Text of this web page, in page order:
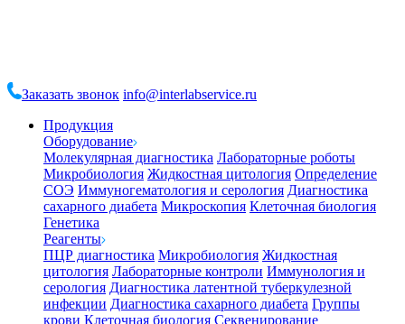
Заказать звонок info@interlabservice.ru
Продукция
Оборудование
Молекулярная диагностика Лабораторные роботы
Микробиология Жидкостная цитология Определение
СОЭ Иммуногематология и серология Диагностика
сахарного диабета Микроскопия Клеточная биология
Генетика
Реагенты
ПЦР диагностика Микробиология Жидкостная
цитология Лабораторные контроли Иммунология и
серология Диагностика латентной туберкулезной
инфекции Диагностика сахарного диабета Группы
крови Клеточная биология Секвенирование